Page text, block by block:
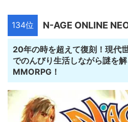
134位 N-AGE ONLINE
20年の時を超えて復刻！現代
でのんびり生活しながら謎を
MMORPG！